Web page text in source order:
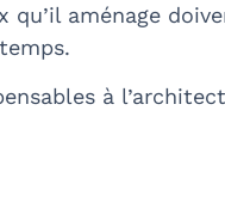
qu’il aménage
à